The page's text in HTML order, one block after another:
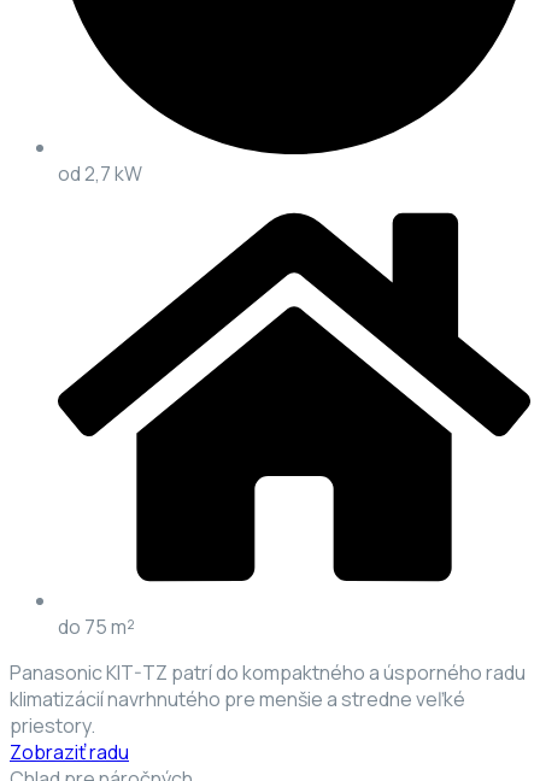
od 2,7 kW
do 75 m²
Panasonic KIT-TZ patrí do kompaktného a úsporného radu
klimatizácií navrhnutého pre menšie a stredne veľké
priestory.
Zobraziť radu